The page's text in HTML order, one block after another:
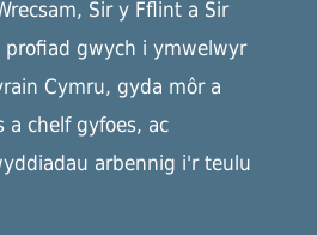
Sir y Fflint a Sir
gwych i ymwelwyr
Cymru, gyda môr a
a chelf gyfoes, ac
arbennig i'r teulu